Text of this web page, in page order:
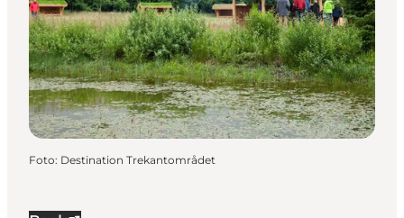
Foto: Destination Trekantområdet